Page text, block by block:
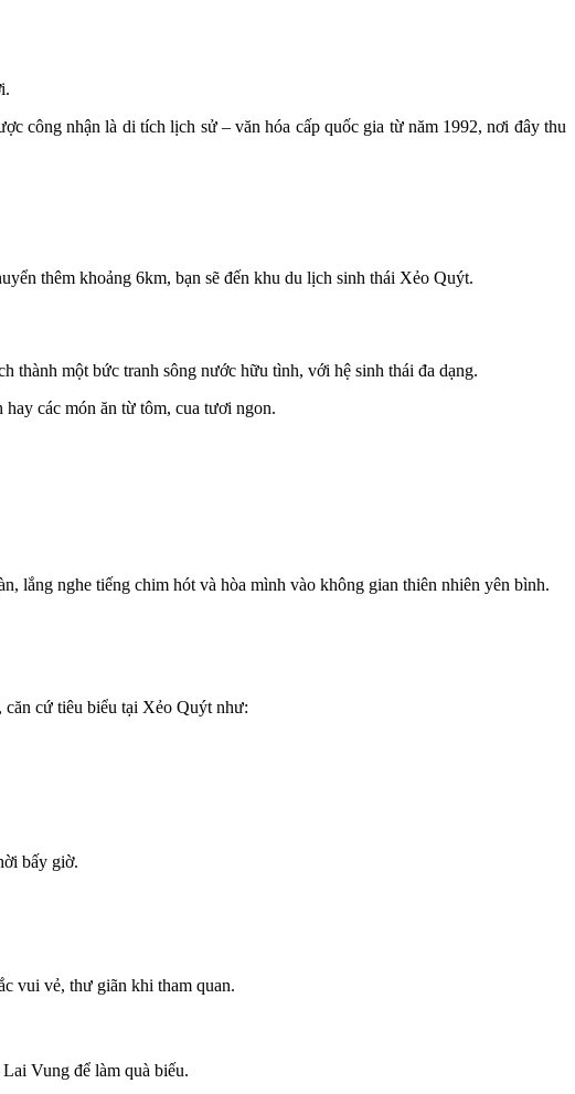
công nhận là di tích lịch sử – văn hóa cấp quốc gia từ năm 1992, nơi đây thu
thêm khoảng 6km, bạn sẽ đến khu du lịch sinh thái Xẻo Quýt.
thành một bức tranh sông nước hữu tình, với hệ sinh thái đa dạng.
các món ăn từ tôm, cua tươi ngon.
lắng nghe tiếng chim hót và hòa mình vào không gian thiên nhiên yên bình.
cứ tiêu biểu tại Xẻo Quýt như:
bấy giờ.
vui vẻ, thư giãn khi tham quan.
Vung để làm quà biếu.